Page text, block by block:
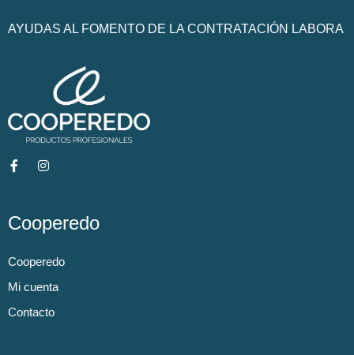
AYUDAS AL FOMENTO DE LA CONTRATACIÓN LABORA
Cooperedo
Cooperedo
Mi cuenta
Contacto